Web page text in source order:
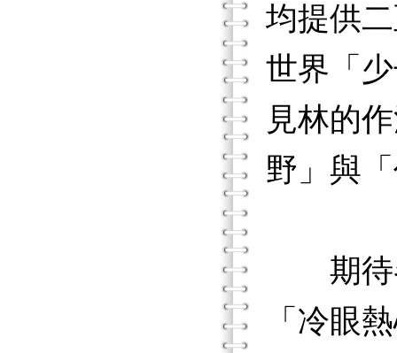
均提供
世界「
見林的
野」與
期待各
「冷眼